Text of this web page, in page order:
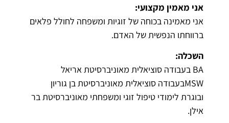
אני מאמין מקצועי:
אני מאמינה בכוחה של זוגיות ומשפחה לחולל פלאים
ברווחתו הנפשית של האדם.
השכלה:
BA בעבודה סוציאלית מאוניברסיטת אריאל
MSWבעבודה סוציאלית מאוניברסיטת בן גוריון
ובוגרת לימודי טיפול זוגי ומשפחתי מאוניברסיטת בר
אילן.